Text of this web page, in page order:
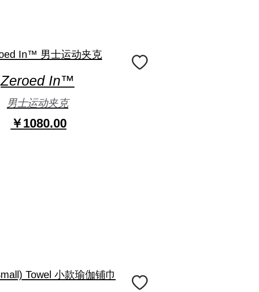
Zeroed In™
男士运动夹克
￥1080.00